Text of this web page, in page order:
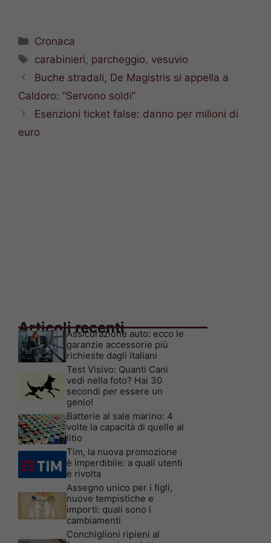
Categorie
Cronaca
Tag
carabinieri, parcheggio, vesuvio
Buche stradali, De Magistris si appella a
Caldoro: “Servono soldi”
Esenzioni ticket false: danno per milioni di
euro
Articoli recenti
Assicurazione auto: ecco le
garanzie accessorie più
richieste dagli italiani
Test Visivo: Quanti Cani
vedi nella foto? Hai 30
secondi per essere un
genio!
Batterie al sale marino: 4
volte la capacità di quelle al
litio
Tim, la nuova promozione
è imperdibile: a quali utenti
è rivolta
Assegno unico per i figli,
nuove tempistiche e
importi: quali sono i
cambiamenti
Conchiglioni ripieni al